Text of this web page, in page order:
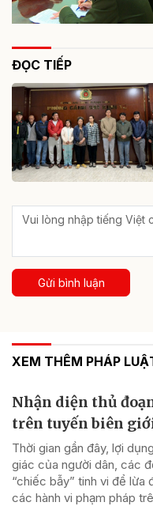
ĐỌC TIẾP
Gửi bình luận
XEM THÊM PHÁP
Nhận diện thủ
trên tuyến biên
Thời gian gần đây, lợi
giác của người dân, các
“chiếc bẫy” tinh vi để lừa
các hành vi phạm pháp